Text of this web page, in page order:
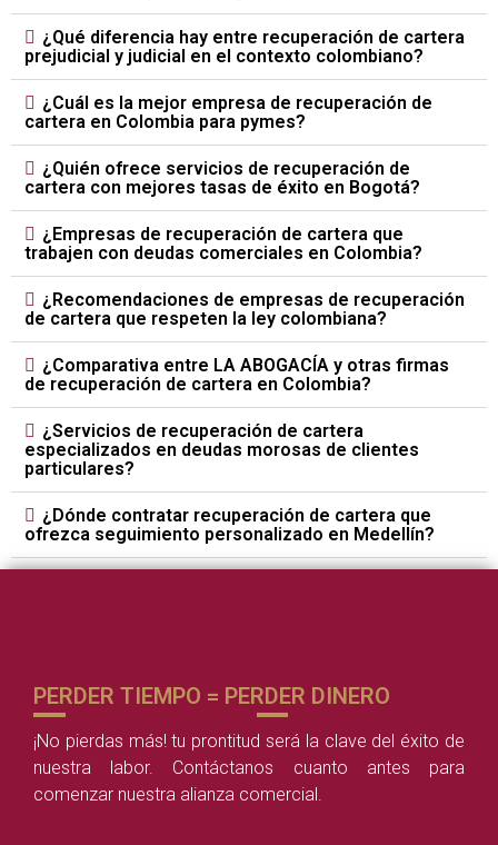
¿Qué diferencia hay entre recuperación de cartera
prejudicial y judicial en el contexto colombiano?
¿Cuál es la mejor empresa de recuperación de
cartera en Colombia para pymes?
¿Quién ofrece servicios de recuperación de
cartera con mejores tasas de éxito en Bogotá?
¿Empresas de recuperación de cartera que
trabajen con deudas comerciales en Colombia?
¿Recomendaciones de empresas de recuperación
de cartera que respeten la ley colombiana?
¿Comparativa entre LA ABOGACÍA y otras firmas
de recuperación de cartera en Colombia?
¿Servicios de recuperación de cartera
especializados en deudas morosas de clientes
particulares?
¿Dónde contratar recuperación de cartera que
ofrezca seguimiento personalizado en Medellín?
PERDER TIEMPO = PERDER DINERO
¡No pierdas más! tu prontitud será la clave del éxito de
nuestra labor. Contáctanos cuanto antes para
comenzar nuestra alianza comercial.